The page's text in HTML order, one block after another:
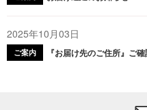
2025年10月03日
ご案内 『お届け先のご住所』ご